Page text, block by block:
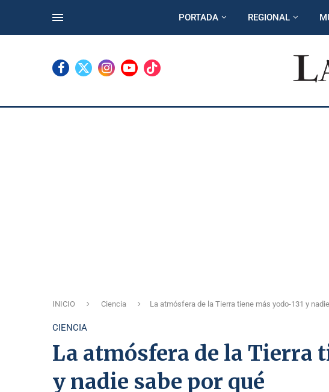
PORTADA REGIONAL
INICIO Ciencia La atmósfera de la Tierra tiene más yodo-131 y
CIENCIA
La atmósfera de la Tierra
y nadie sabe por qué